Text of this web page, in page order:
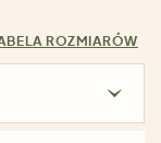
ROZMIARÓW